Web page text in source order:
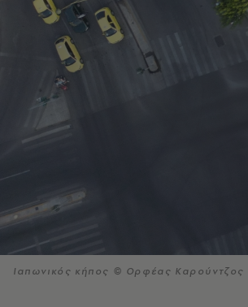
Ιαπωνικός κήπος © Ορφέας Καρούντζος